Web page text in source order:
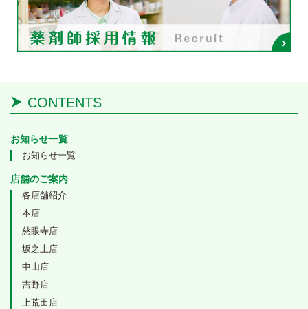
CONTENTS
お知らせ一覧
お知らせ一覧
店舗のご案内
各店舗紹介
本店
慈眼寺店
坂之上店
中山店
吉野店
上荒田店